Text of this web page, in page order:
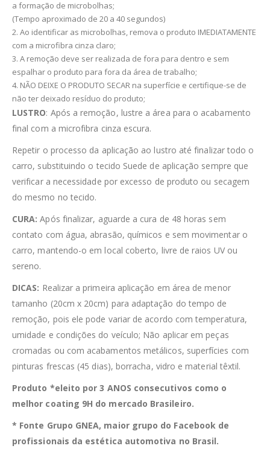
a formação de microbolhas;
(Tempo aproximado de 20 a 40 segundos)
2. Ao identificar as microbolhas, remova o produto IMEDIATAMENTE
com a microfibra cinza claro;
3. A remoção deve ser realizada de fora para dentro e sem
espalhar o produto para fora da área de trabalho;
4. NÃO DEIXE O PRODUTO SECAR na superfície e certifique-se de
não ter deixado resíduo do produto;
LUSTRO: Após a remoção, lustre a área para o acabamento
final com a microfibra cinza escura.
Repetir o processo da aplicação ao lustro até finalizar todo o
carro, substituindo o tecido Suede de aplicação sempre que
verificar a necessidade por excesso de produto ou secagem
do mesmo no tecido.
CURA: Após finalizar, aguarde a cura de 48 horas sem
contato com água, abrasão, químicos e sem movimentar o
carro, mantendo-o em local coberto, livre de raios UV ou
sereno.
DICAS: Realizar a primeira aplicação em área de menor
tamanho (20cm x 20cm) para adaptação do tempo de
remoção, pois ele pode variar de acordo com temperatura,
umidade e condições do veículo; Não aplicar em peças
cromadas ou com acabamentos metálicos, superfícies com
pinturas frescas (45 dias), borracha, vidro e material têxtil.
Produto *eleito por 3 ANOS consecutivos como o
melhor coating 9H do mercado Brasileiro.
* Fonte Grupo GNEA, maior grupo do Facebook de
profissionais da estética automotiva no Brasil.